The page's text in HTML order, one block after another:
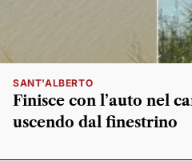
SANT'ALBERTO
Finisce con l’auto nel
uscendo dal finestrino